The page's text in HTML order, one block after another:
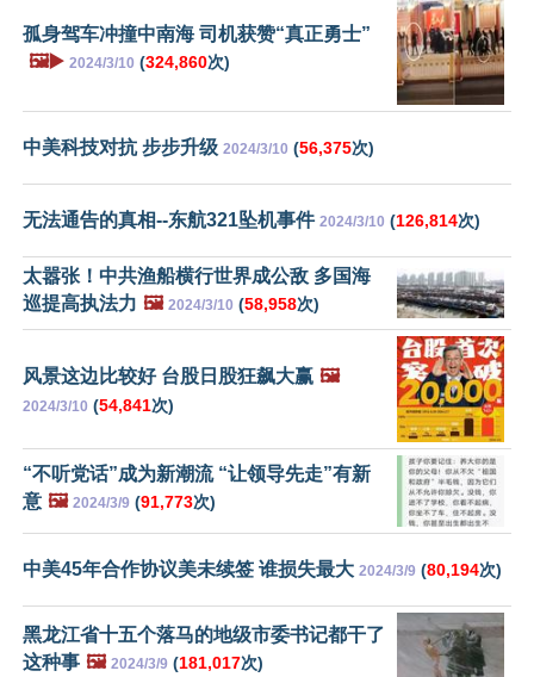
孤身驾车冲撞中南海 司机获赞“真正勇士”
🖼️▶️ 2024/3/10 (324,860次)
中美科技对抗 步步升级 2024/3/10 (56,375次)
无法通告的真相--东航321坠机事件 2024/3/10 (126,814次)
太嚣张！中共渔船横行世界成公敌 多国海
巡提高执法力 🖼️ 2024/3/10 (58,958次)
风景这边比较好 台股日股狂飙大赢 🖼️
2024/3/10 (54,841次)
“不听党话”成为新潮流 “让领导先走”有新
意 🖼️ 2024/3/9 (91,773次)
中美45年合作协议美未续签 谁损失最大 2024/3/9 (80,194次)
黑龙江省十五个落马的地级市委书记都干了
这种事 🖼️ 2024/3/9 (181,017次)